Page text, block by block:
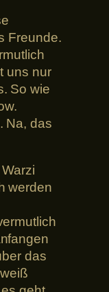
Freunde.
uns nur
So wie
Na, das
werden
das